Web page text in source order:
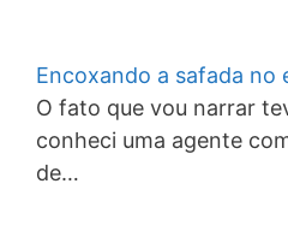
Encoxando a safada no
O fato que vou narrar
conheci uma agente
de…